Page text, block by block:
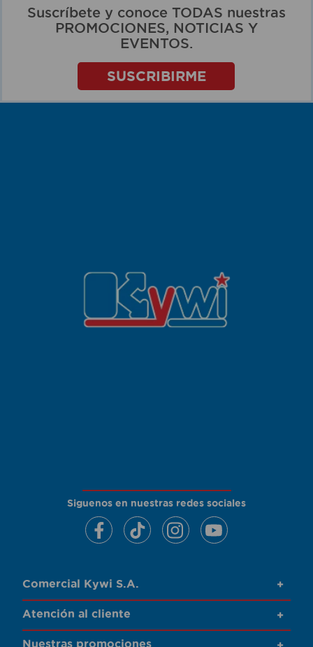
Suscríbete y conoce TODAS nuestras
PROMOCIONES, NOTICIAS Y
EVENTOS.
SUSCRIBIRME
Siguenos en nuestras redes sociales
Comercial Kywi S.A. +
Atención al cliente +
Nuestras promociones